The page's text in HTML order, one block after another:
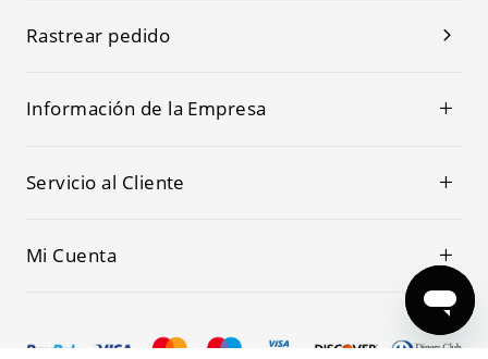
Rastrear pedido
Información de la Empresa
Servicio al Cliente
Mi Cuenta